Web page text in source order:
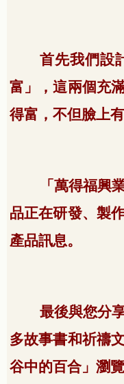
首先我們設
富」，這兩個充
得富，不但臉上
「萬得福興
品正在研發、製
產品訊息。
最後與您分
多故事書和祈禱
谷中的百合」瀏